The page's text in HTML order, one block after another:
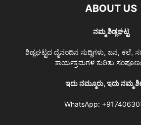
ABOUT US
ನಮ್ಮ ಶಿಡ್ಲಘಟ್ಟ
ಶಿಡ್ಲಘಟ್ಟದ ದೈನಂದಿನ ಸುದ್ದಿಗಳು, ಜನ, ಕಲೆ,
ಕಾರ್ಯಕ್ರಮಗಳ ಕುರಿತು
ಇದು ನಮ್ಮೂರು, ಇದು ನಮ್ಮ
WhatsApp: